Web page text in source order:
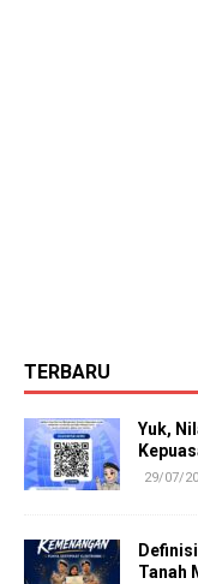
TERBARU
Yuk,
29/07/
Tanah